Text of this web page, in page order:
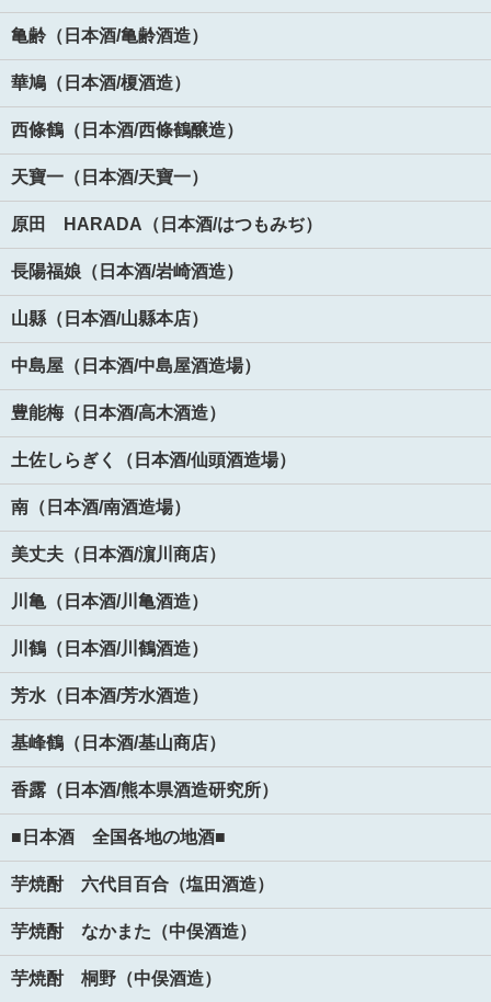
亀齢（日本酒/亀齢酒造）
華鳩（日本酒/榎酒造）
西條鶴（日本酒/西條鶴醸造）
天寶一（日本酒/天寶一）
原田 HARADA（日本酒/はつもみぢ）
長陽福娘（日本酒/岩崎酒造）
山縣（日本酒/山縣本店）
中島屋（日本酒/中島屋酒造場）
豊能梅（日本酒/高木酒造）
土佐しらぎく（日本酒/仙頭酒造場）
南（日本酒/南酒造場）
美丈夫（日本酒/濵川商店）
川亀（日本酒/川亀酒造）
川鶴（日本酒/川鶴酒造）
芳水（日本酒/芳水酒造）
基峰鶴（日本酒/基山商店）
香露（日本酒/熊本県酒造研究所）
■日本酒 全国各地の地酒■
芋焼酎 六代目百合（塩田酒造）
芋焼酎 なかまた（中俣酒造）
芋焼酎 桐野（中俣酒造）